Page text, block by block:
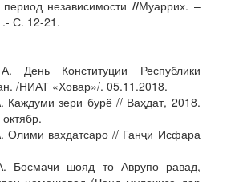
независимости //Муаррих. –
С. 12-21.
День Конституции Республики
/НИАТ «Ховар»/. 05.11.2018.
Каждуми зери бурё // Ваҳдат, 2018.
Олими вахдатсаро // Ганҷи Исфара
Босмачӣ шояд то Аврупо равад,